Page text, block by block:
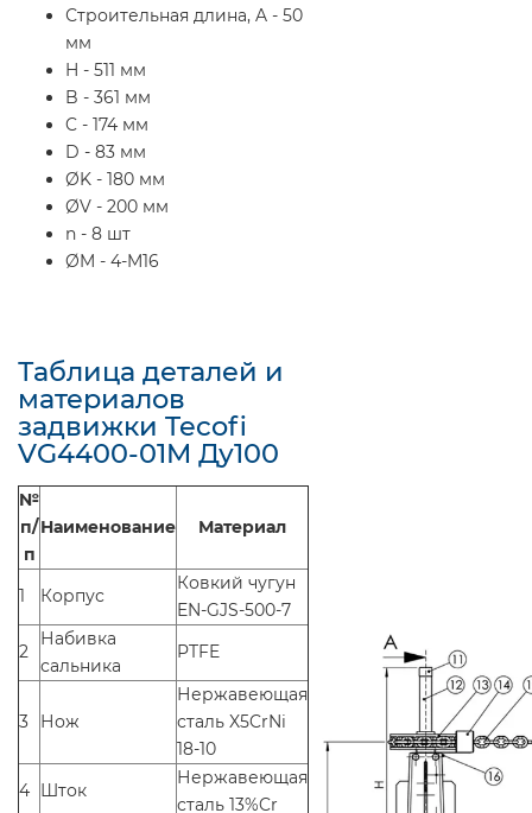
Строительная длина, A - 50
мм
H - 511 мм
B - 361 мм
C - 174 мм
D - 83 мм
ØK - 180 мм
ØV - 200 мм
n - 8 шт
ØM - 4-M16
Таблица деталей и
материалов
задвижки Tecofi
VG4400-01M Ду100
№
п/
п
Наименование Материал
1 Корпус
Ковкий чугун
EN-GJS-500-7
2
Набивка
сальника
PTFE
3 Нож
Нержавеющая
сталь X5CrNi
18-10
4 Шток
Нержавеющая
сталь 13%Cr